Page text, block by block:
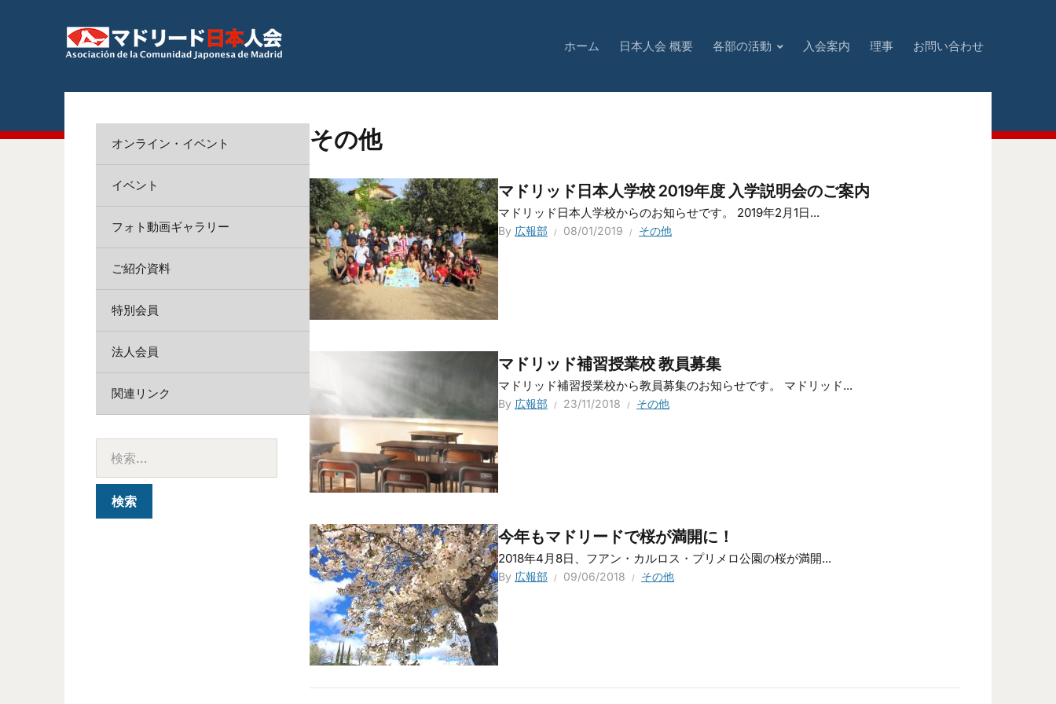
ホーム 日本人会 概要 各部の活動 入会案内 理事 お問い合わせ
その他
マドリッド日本人学校 2019年度 入学説明会のご案内
マドリッド日本人学校からのお知らせです。 2019年2月1日...
By 広報部 08/01/2019 その他
マドリッド補習授業校 教員募集
マドリッド補習授業校から教員募集のお知らせです。 マドリッド...
By 広報部 23/11/2018 その他
今年もマドリードで桜が満開に！
2018年4月8日、フアン・カルロス・プリメロ公園の桜が満開...
By 広報部 09/06/2018 その他
オンライン・イベント
イベント
フォト動画ギャラリー
ご紹介資料
特別会員
法人会員
関連リンク